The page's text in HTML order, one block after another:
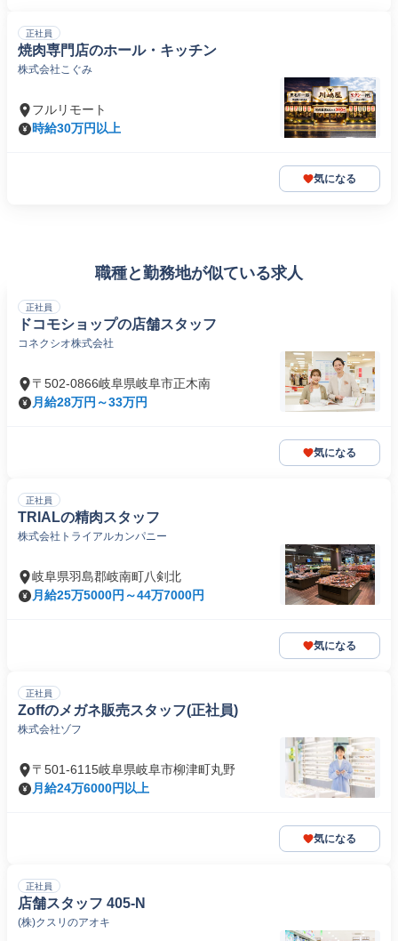
正社員
焼肉専門店のホール・キッチン
株式会社こぐみ
フルリモート
時給30万円以上
気になる
職種と勤務地が似ている求人
正社員
ドコモショップの店舗スタッフ
コネクシオ株式会社
〒502-0866岐阜県岐阜市正木南
月給28万円～33万円
気になる
正社員
TRIALの精肉スタッフ
株式会社トライアルカンパニー
岐阜県羽島郡岐南町八剣北
月給25万5000円～44万7000円
気になる
正社員
Zoffのメガネ販売スタッフ(正社員)
株式会社ゾフ
〒501-6115岐阜県岐阜市柳津町丸野
月給24万6000円以上
気になる
正社員
店舗スタッフ 405-N
(株)クスリのアオキ